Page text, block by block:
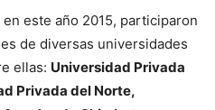
este año 2015, participaron
de diversas universidades
ellas: Universidad Privada
Privada del Norte,